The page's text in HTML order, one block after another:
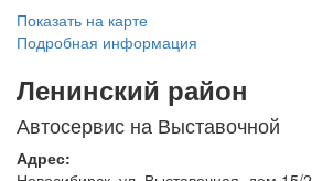
Показать на карте
Подробная информация
Ленинский район
Автосервис на Выставочной
Адрес: